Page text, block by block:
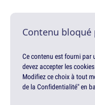
Contenu bloqué
Ce contenu est fourni par
devez accepter les
Modifiez ce choix à tout
de la Confidentialité" en